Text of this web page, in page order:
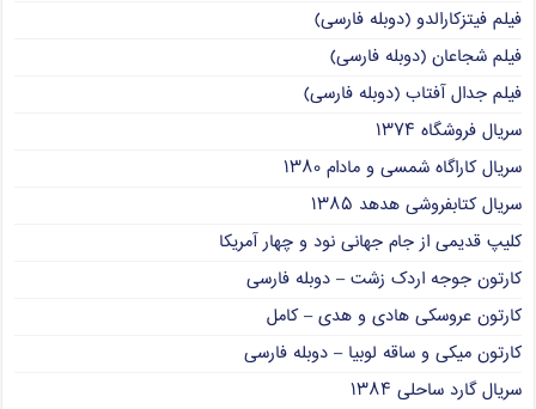
فیلم فیتزکارالدو (دوبله فارسی)
فیلم شجاعان (دوبله فارسی)
فیلم جدال آفتاب (دوبله فارسی)
سریال فروشگاه ۱۳۷۴
سریال کاراگاه شمسی و مادام ۱۳۸۰
سریال کتابفروشی هدهد ۱۳۸۵
کلیپ قدیمی از جام جهانی نود و چهار آمریکا
کارتون جوجه اردک زشت – دوبله فارسی
کارتون عروسکی هادی و هدی – کامل
کارتون میکی و ساقه لوبیا – دوبله فارسی
سریال گارد ساحلی ۱۳۸۴